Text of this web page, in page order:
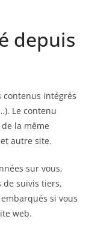
depuis
contenus intégrés
Le contenu
la même
autre site.
sur vous,
de suivis tiers,
si vous
web.